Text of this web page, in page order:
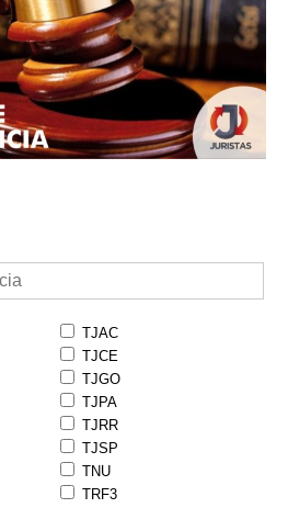
TJAC
TJCE
TJGO
TJPA
TJRR
TJSP
TNU
TRF3